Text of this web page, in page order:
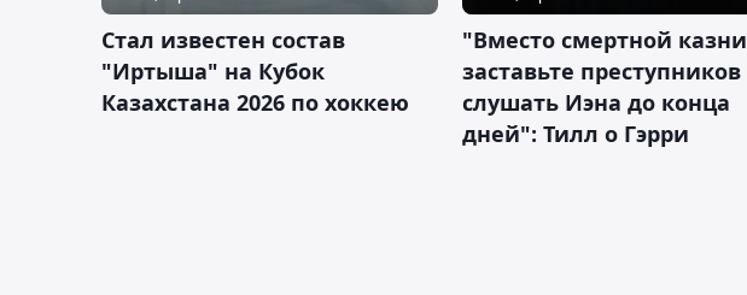
Стал известен состав
"Иртыша" на Кубок
Казахстана 2026 по хоккею
"Вместо смертной казни
заставьте преступников
слушать Иэна до конца
дней": Тилл о Гэрри